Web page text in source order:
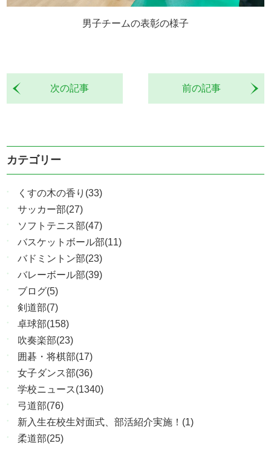
男子チームの表彰の様子
前の記事
次の記事
カテゴリー
くすの木の香り(33)
サッカー部(27)
ソフトテニス部(47)
バスケットボール部(11)
バドミントン部(23)
バレーボール部(39)
ブログ(5)
剣道部(7)
卓球部(158)
吹奏楽部(23)
囲碁・将棋部(17)
女子ダンス部(36)
学校ニュース(1340)
弓道部(76)
新入生在校生対面式、部活紹介実施！(1)
柔道部(25)